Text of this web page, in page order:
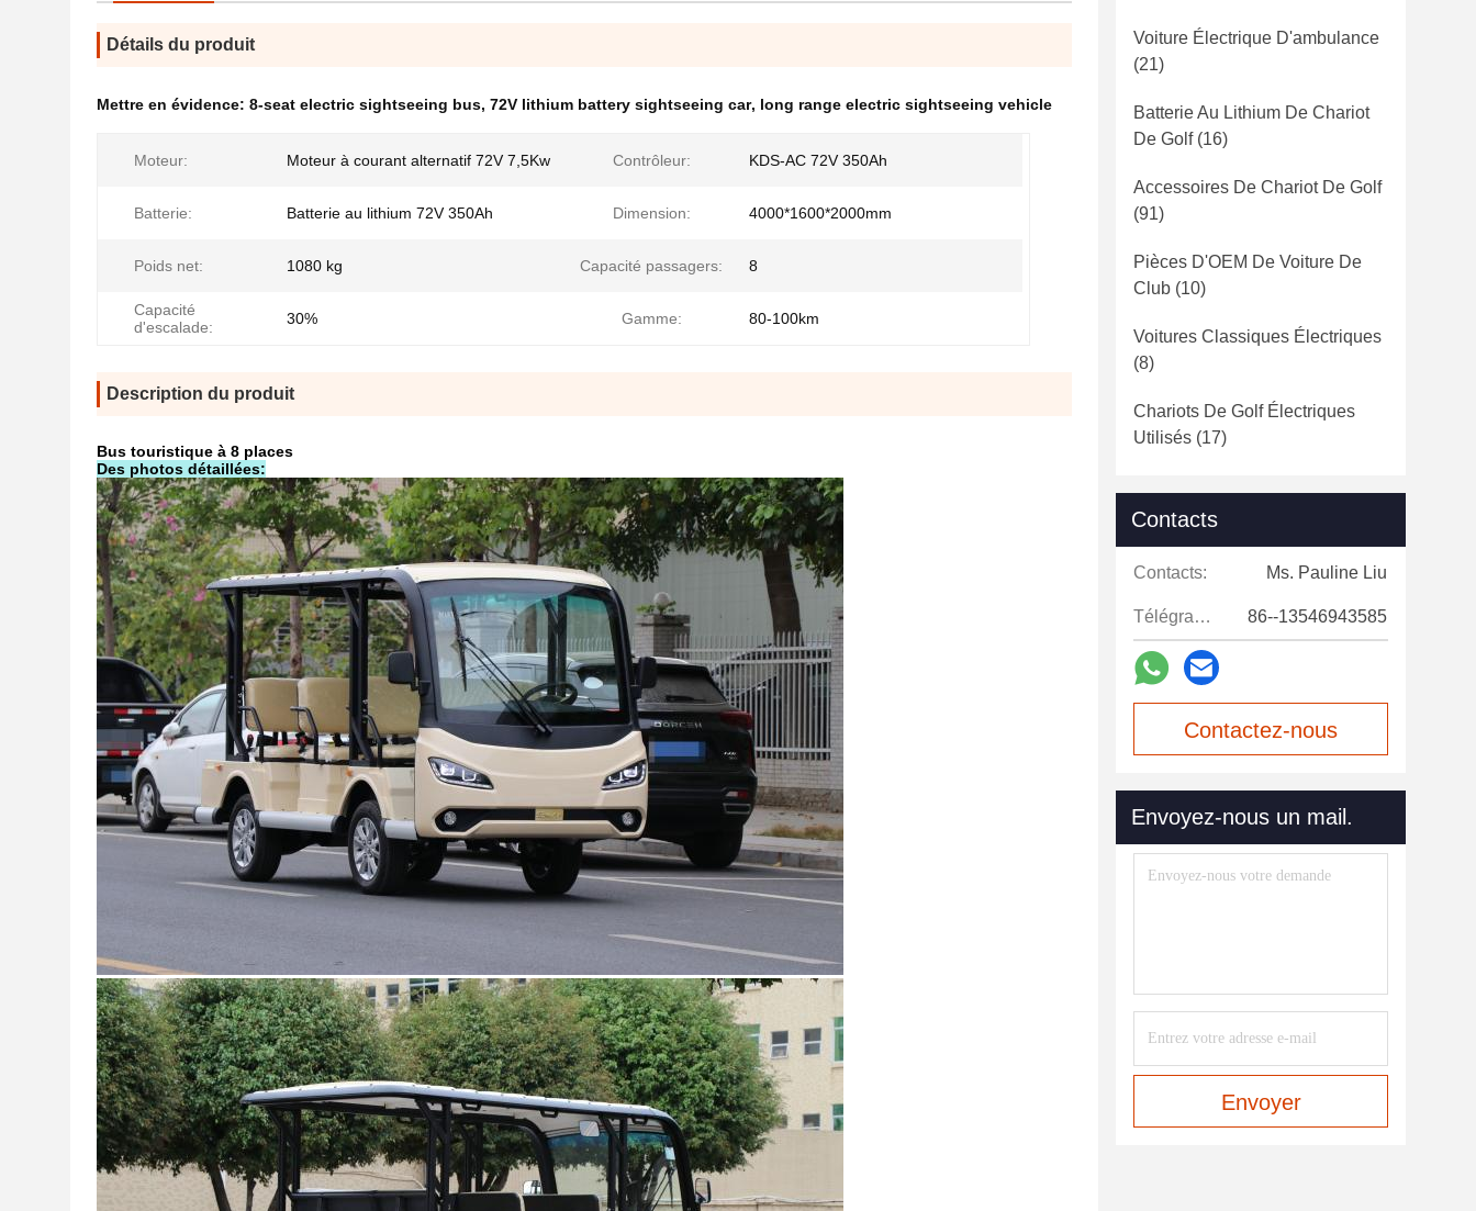
Détails du produit
Mettre en évidence: 8-seat electric sightseeing bus, 72V lithium battery sightseeing car, long range electric sightseeing vehicle
Moteur: Moteur à courant alternatif 72V 7,5Kw Contrôleur: KDS-AC 72V 350Ah
Batterie: Batterie au lithium 72V 350Ah Dimension: 4000*1600*2000mm
Poids net: 1080 kg Capacité passagers: 8
Capacité
d'escalade:
30% Gamme: 80-100km
Description du produit
Bus touristique à 8 places
Des photos détaillées:
Voiture Électrique D'ambulance
(21)
Batterie Au Lithium De Chariot
De Golf(16)
Accessoires De Chariot De Golf
(91)
Pièces D'OEM De Voiture De
Club (10)
Voitures Classiques Électriques
(8)
Chariots De Golf Électriques
Utilisés (17)
Contacts
Contacts: Ms. Pauline Liu
Télégramme: 86--13546943585
Contactez-nous
Envoyez-nous un mail.
Envoyer